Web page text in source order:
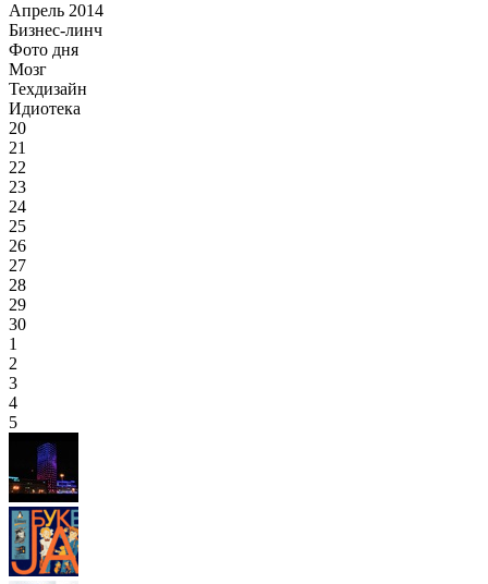
Апрель 2014
Бизнес-линч
Фото дня
Мозг
Техдизайн
Идиотека
20
21
22
23
24
25
26
27
28
29
30
1
2
3
4
5